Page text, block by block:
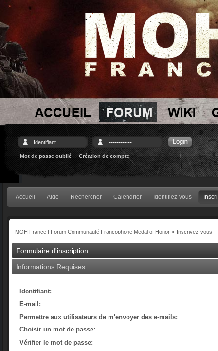
Mot de passe oublié Création de compte
Accueil Aide Rechercher Calendrier Identifiez-vous
MOH France | Forum Communauté Francophone Medal of Honor» Inscrivez-vous
Formulaire d'inscription
Informations Requises
Identifiant:
E-mail:
Permettre aux utilisateurs de m'envoyer des e-mails:
Choisir un mot de passe:
Vérifier le mot de passe: